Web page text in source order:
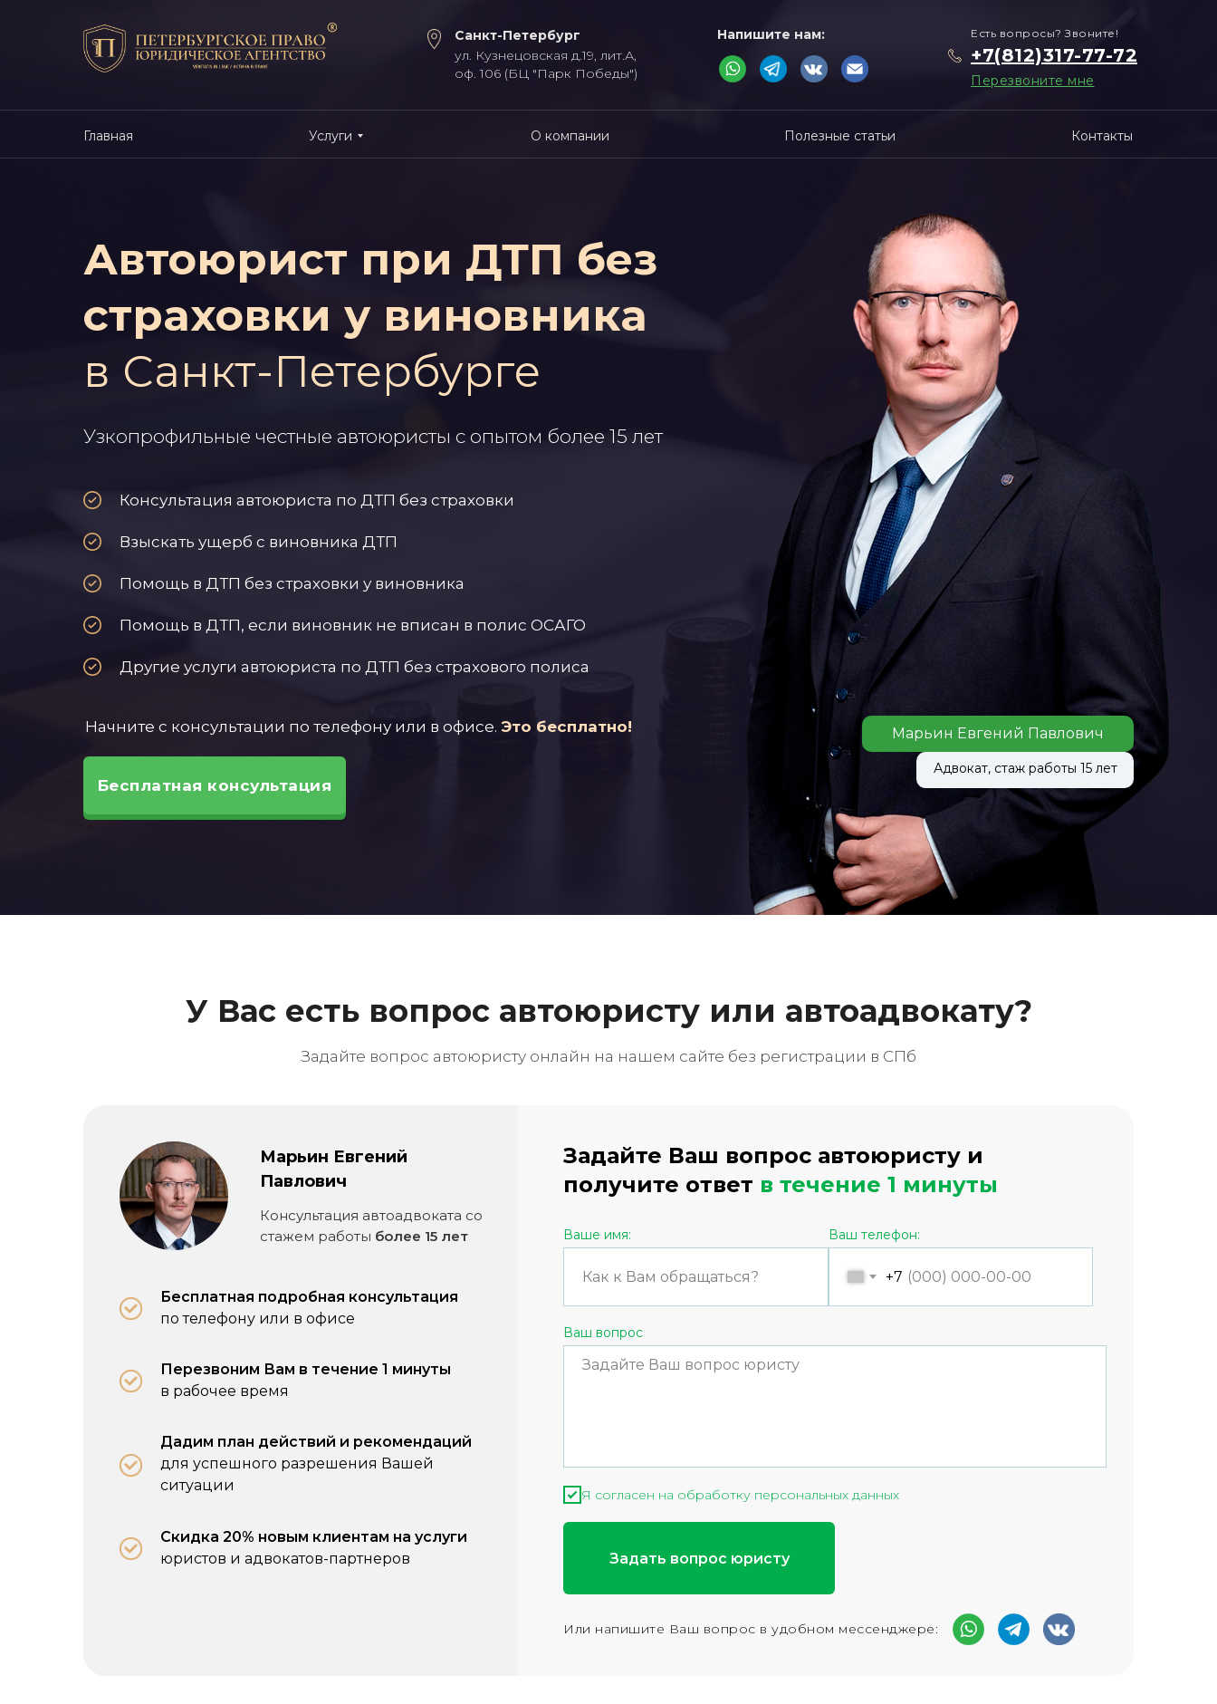
Бесплатная консультация
Адвокат, стаж работы 15 лет
Марьин Евгений Павлович
Другие услуги автоюриста по ДТП без страхового полиса
Помощь в ДТП без страховки у виновника
Помощь в ДТП, если виновник не вписан в полис ОСАГО
Взыскать ущерб с виновника ДТП
Узкопрофильные честные автоюристы с опытом более 15 лет
Консультация автоюриста по ДТП без страховки
Автоюрист при ДТП без
страховки у виновника
в Санкт-Петербурге
Напишите нам:
ул. Кузнецовская д.19, лит.А,
оф. 106 (БЦ "Парк Победы")
Есть вопросы? Звоните!
Перезвоните мне
+7(812)317-77-72
Санкт-Петербург
Начните с консультации по телефону или в офисе. Это бесплатно!
Контакты
Полезные статьи
О компании
Услуги
Главная
У Вас есть вопрос автоюристу или автоадвокату?
Задайте вопрос автоюристу онлайн на нашем сайте без регистрации в СПб
Задайте Ваш вопрос автоюристу и
получите ответ в течение 1 минуты
Бесплатная подробная консультация
по телефону или в офисе
Перезвоним Вам в течение 1 минуты
в рабочее время
Дадим план действий и рекомендаций
для успешного разрешения Вашей
ситуации
Ваше имя: Ваш телефон:
+7
Ваш вопрос
Я согласен на обработку персональных данных
Задать вопрос юристу
Скидка 20% новым клиентам на услуги
юристов и адвокатов-партнеров
Или напишите Ваш вопрос в удобном мессенджере:
Марьин Евгений
Павлович
Консультация автоадвоката со
стажем работы более 15 лет